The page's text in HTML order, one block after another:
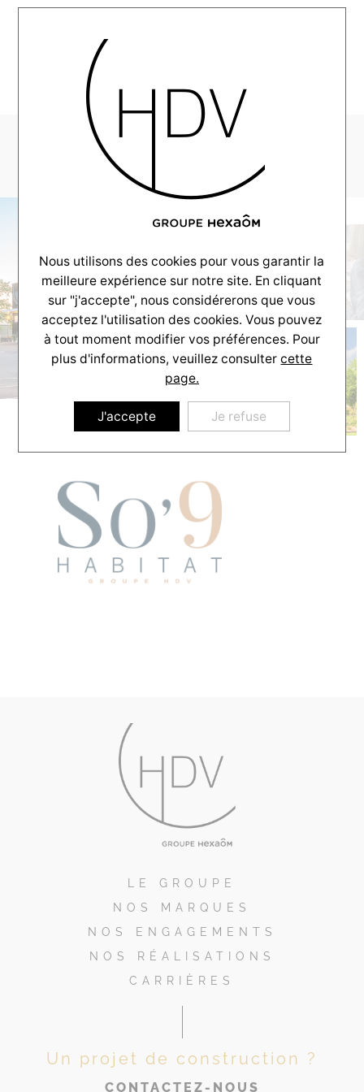
logo-so9_habitat
LE GROUPE
NOS MARQUES
NOS ENGAGEMENTS
NOS RÉALISATIONS
CARRIÈRES
Un projet de construction ?
CONTACTEZ-NOUS
Nous utilisons des cookies pour vous garantir la
meilleure expérience sur notre site. En cliquant
sur "j'accepte", nous considérerons que vous
acceptez l'utilisation des cookies. Vous pouvez
à tout moment modifier vos préférences. Pour
plus d'informations, veuillez consultercette
page.
J'accepte Je refuse